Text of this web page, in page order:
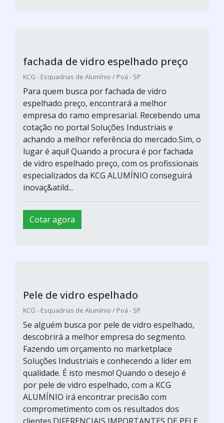
fachada de vidro espelhado preço
KCG - Esquadrias de Alumínio / Poá - SP
Para quem busca por fachada de vidro
espelhado preço, encontrará a melhor
empresa do ramo empresarial. Recebendo uma
cotação no portal Soluções Industriais e
achando a melhor referência do mercado.Sim, o
lugar é aqui! Quando a procura é por fachada
de vidro espelhado preço, com os profissionais
especializados da KCG ALUMÍNIO conseguirá
inovaç&atild...
Cotar agora
Pele de vidro espelhado
KCG - Esquadrias de Alumínio / Poá - SP
Se alguém busca por pele de vidro espelhado,
descobrirá a melhor empresa do segmento.
Fazendo um orçamento no marketplace
Soluções Industriais e conhecendo a líder em
qualidade. É isto mesmo! Quando o desejo é
por pele de vidro espelhado, com a KCG
ALUMÍNIO irá encontrar precisão com
comprometimento com os resultados dos